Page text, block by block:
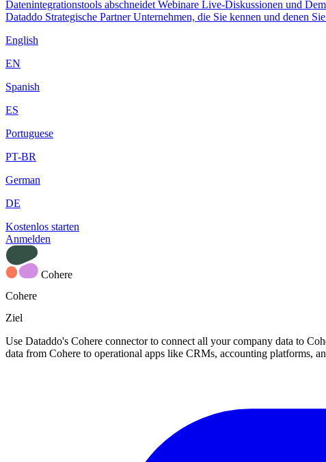
Datenintegrationstools abschneidet Webinare Live-Diskussionen und
Dataddo Strategische Partner Unternehmen, die Sie kennen und denen
English
EN
Spanish
ES
Portuguese
PT-BR
German
DE
Kostenlos starten
Anmelden
Cohere
Cohere
Ziel
Use Dataddo's Cohere connector to connect all your company data to
data from Cohere to operational apps like CRMs, accounting platforms,